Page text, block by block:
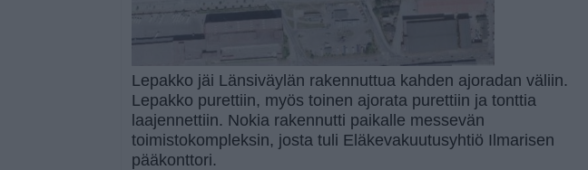
Lepakko jäi Länsiväylän rakennuttua kahden ajoradan väliin.
Lepakko purettiin, myös toinen ajorata purettiin ja tonttia
laajennettiin. Nokia rakennutti paikalle messevän
toimistokompleksin, josta tuli Eläkevakuutusyhtiö Ilmarisen
pääkonttori.